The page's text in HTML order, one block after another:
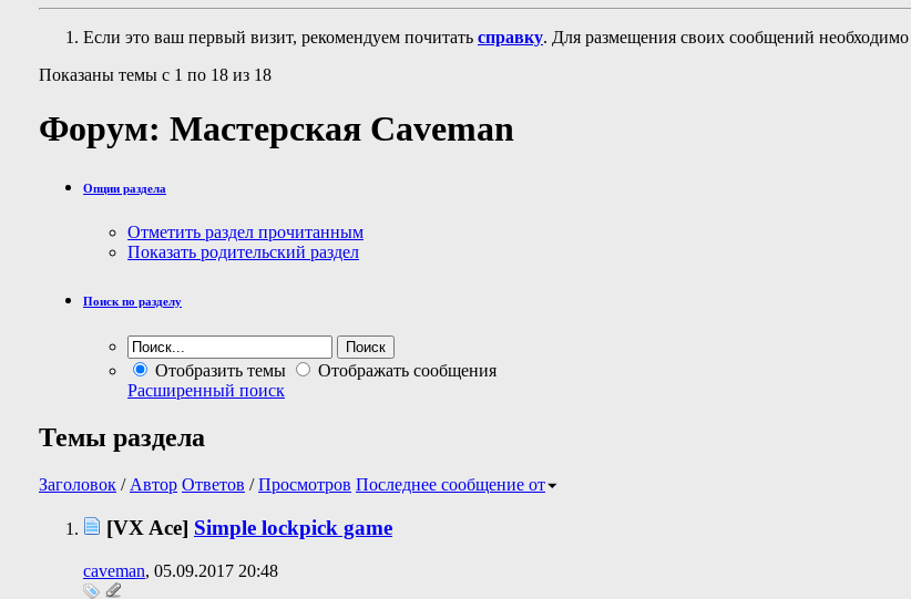
Если это ваш первый визит, рекомендуем почитать справку. Для размещения своих сообщений необходимо
Показаны темы с 1 по 18 из 18
Форум: Мастерская Сaveman
Опции раздела
Отметить раздел прочитанным
Показать родительский раздел
Поиск по разделу
Отобразить темы
Отображать сообщения
Расширенный поиск
Темы раздела
Заголовок / Автор Ответов /Просмотров Последнее сообщение от
[VX Ace] Simple lockpick game
caveman, 05.09.2017 20:48